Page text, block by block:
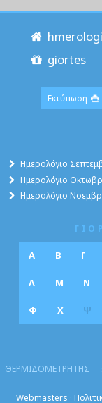
giortes
Εκτύπωση
Ημερολόγιο
Ημερολόγιο
Ημερολόγιο
Α Β Γ
Λ Μ Ν
Φ Χ Ψ
ΘΕΡΜΙΔΟΜΕΤΡΗΤΗΣ
Webmasters ·